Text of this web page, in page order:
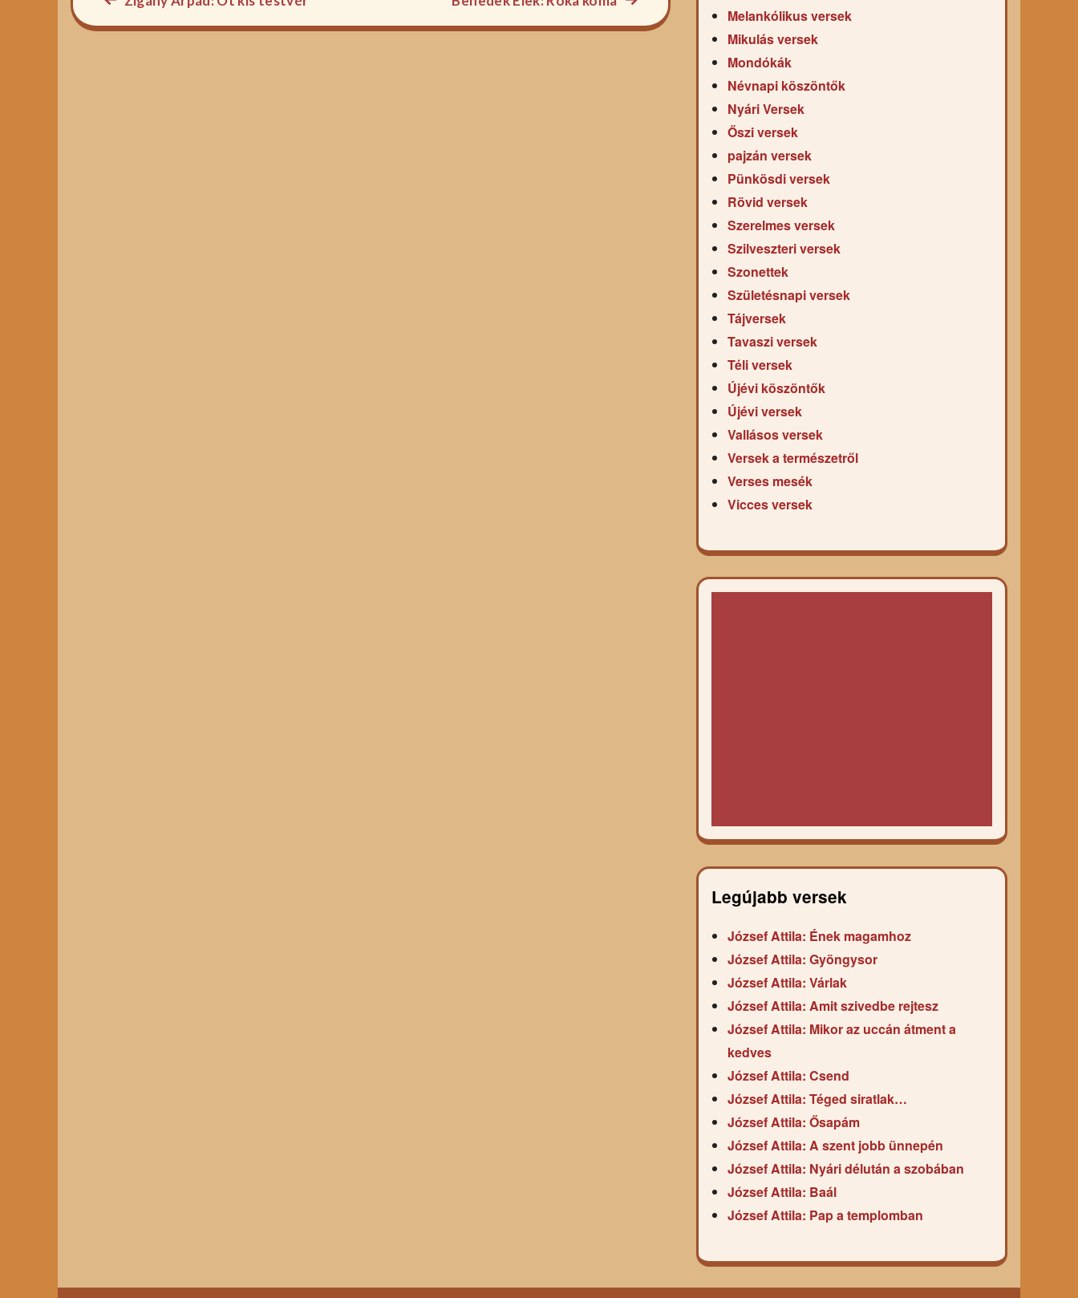
Bejegyzés
főzelék
főzelék
Melankólikus versek
Mikulás versek
Mondókák
Névnapi köszöntők
Nyári Versek
Őszi versek
pajzán versek
Pünkösdi versek
Rövid versek
Szerelmes versek
Szilveszteri versek
Szonettek
Születésnapi versek
Tájversek
Tavaszi versek
Téli versek
Újévi köszöntők
Újévi versek
Vallásos versek
Versek a természetről
Verses mesék
Vicces versek
Legújabb versek
József Attila: Ének magamhoz
József Attila: Gyöngysor
József Attila: Várlak
József Attila: Amit szivedbe rejtesz
József Attila: Mikor az uccán átment a
kedves
József Attila: Csend
József Attila: Téged siratlak…
József Attila: Ősapám
József Attila: A szent jobb ünnepén
József Attila: Nyári délután a szobában
József Attila: Baál
József Attila: Pap a templomban